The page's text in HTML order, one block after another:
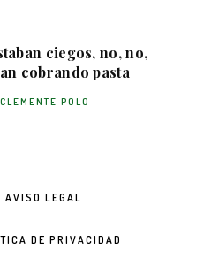
ciegos, no, no,
cobrando pasta
CLEMENTE POLO
AVISO LEGAL
DE PRIVACIDAD